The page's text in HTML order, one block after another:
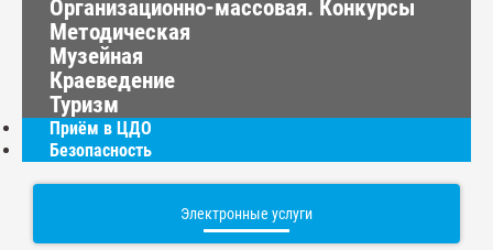
Организационно-массовая. Конкурсы
Методическая
Музейная
Краеведение
Туризм
Приём в ЦДО
Безопасность
Электронные услуги